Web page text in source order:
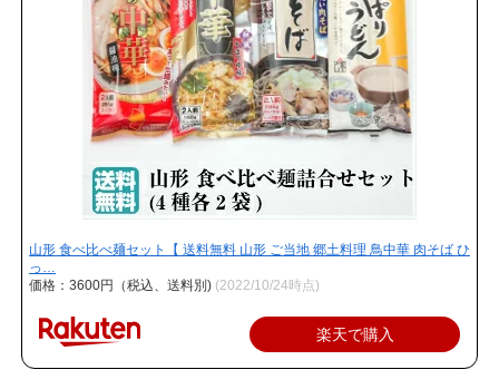
山形 食べ比べ麺セット【 送料無料 山形 ご当地 郷土料理 鳥中華 肉そば ひ
っ…
価格：3600円（税込、送料別) (2022/10/24時点)
楽天で購入